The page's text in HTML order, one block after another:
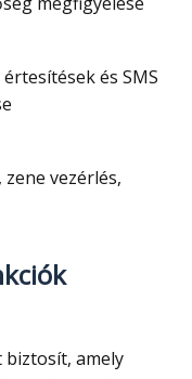
és SMS
vezérlés,